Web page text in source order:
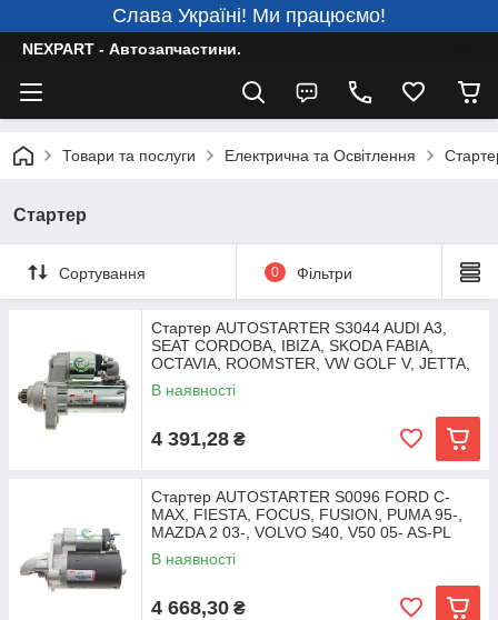
Слава Україні! Ми працюємо!
NEXPART - Автозапчастини.
Товари та послуги Електрична та Освітлення
Стартер
Сортування 0 Фільтри
Стартер AUTOSTARTER S3044 AUDI A3,
SEAT CORDOBA, IBIZA, SKODA FABIA,
OCTAVIA, ROOMSTER, VW GOLF V, JETTA,
POLO 1.2, 1.4, 1.6, 2.0
В наявності
4 391,28 ₴
Стартер AUTOSTARTER S0096 FORD C-
MAX, FIESTA, FOCUS, FUSION, PUMA 95-,
MAZDA 2 03-, VOLVO S40, V50 05- AS-PL
S0096 Ford Focus,
В наявності
4 668,30 ₴